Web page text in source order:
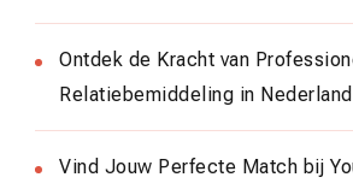
Ontdek de Kracht van
Relatiebemiddeling in Nederland
Vind Jouw Perfecte Match bij